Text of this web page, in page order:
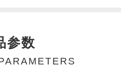
参数